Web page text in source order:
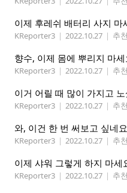
이제 후레쉬 배터리 사지 마
KReporter3 | 2022.10.27 | 추
향수, 이제 몸에 뿌리지 마
KReporter3 | 2022.10.27 | 추
이거 어릴 때 많이 가지고 노
KReporter3 | 2022.10.27 | 추
와, 이건 한 번 써보고 싶네요
KReporter3 | 2022.10.27 | 추
이제 샤워 그렇게 하지 마세
KReporter3 | 2022.10.27 | 추